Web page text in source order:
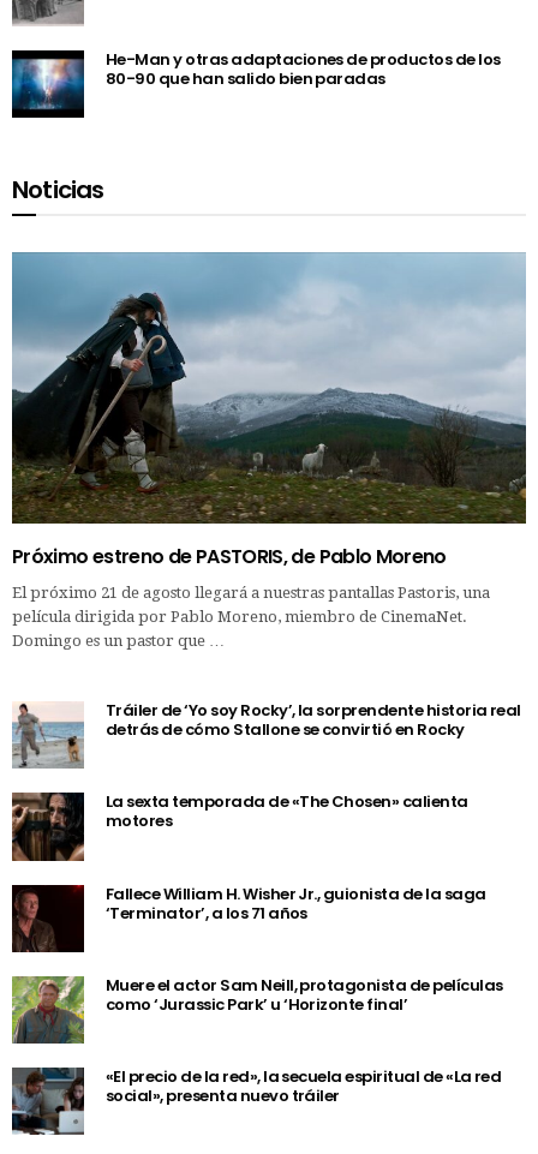
He-Man y otras adaptaciones de productos de los
80-90 que han salido bien paradas
Noticias
Próximo estreno de PASTORIS, de Pablo Moreno
El próximo 21 de agosto llegará a nuestras pantallas Pastoris, una
película dirigida por Pablo Moreno, miembro de CinemaNet.
Domingo es un pastor que …
Tráiler de ‘Yo soy Rocky’, la sorprendente historia real
detrás de cómo Stallone se convirtió en Rocky
La sexta temporada de «The Chosen» calienta
motores
Fallece William H. Wisher Jr., guionista de la saga
‘Terminator’, a los 71 años
Muere el actor Sam Neill, protagonista de películas
como ‘Jurassic Park’ u ‘Horizonte final’
«El precio de la red», la secuela espiritual de «La red
social», presenta nuevo tráiler